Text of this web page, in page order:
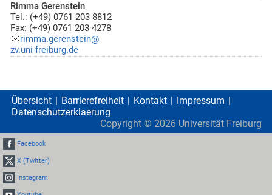
Rimma Gerenstein
Tel.: (+49) 0761 203 8812
Fax: (+49) 0761 203 4278
rimma.gerenstein@
zv.uni-freiburg.de
Übersicht Barrierefreiheit Kontakt
Impressum
Datenschutzerklaerung
Copyright © 2026 Universität Freiburg
Facebook
X (Twitter)
Instagram